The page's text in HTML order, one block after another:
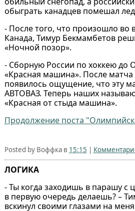
обыграть канадцев помешал
- После того, что произошло во
Канада, Тимур Бекмамбетов
«Ночной позор».
- Сборную России по хоккею до
«Красная машина». После матча
появилось ощущение, что эту
АВТОВАЗ. Теперь наших
«Красная от стыда машина».
Продолжение поста
Posted by Воффка в 15:15 |
ЛОГИКА
- Ты когда заходишь в парашу с
в первую очередь делаешь? –
вскинул своими глазами на